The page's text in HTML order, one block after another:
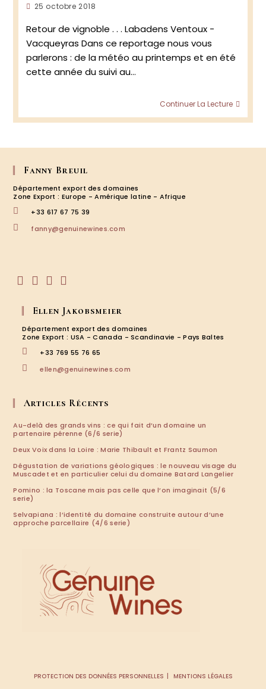
Publication
25 octobre 2018
Retour de vignoble . . . Labadens Ventoux -
Vacqueyras Dans ce reportage nous vous
parlerons : de la météo au printemps et en été
cette année du suivi au…
Continuer La Lecture
Fanny Breuil
Département export des domaines
Zone Export : Europe - Amérique latine - Afrique
+33 617 67 75 39
fanny@genuinewines.com
dans
un
nouvel
onglet
un
nouvel
onglet
un
nouvel
onglet
un
nouvel
onglet
Ellen Jakobsmeier
Département export des domaines
Zone Export : USA - Canada - Scandinavie - Pays Baltes
+33 769 55 76 65
ellen@genuinewines.com
Articles Récents
Au-delà des grands vins : ce qui fait d’un domaine un
partenaire pérenne (6/6 serie)
Deux Voix dans la Loire : Marie Thibault et Frantz Saumon
Dégustation de variations géologiques : le nouveau visage du
Muscadet et en particulier celui du domaine Batard Langelier
Pomino : la Toscane mais pas celle que l’on imaginait (5/6
serie)
Selvapiana : l’identité du domaine construite autour d’une
approche parcellaire (4/6 serie)
PROTECTION DES DONNÉES PERSONNELLES MENTIONS LÉGALES